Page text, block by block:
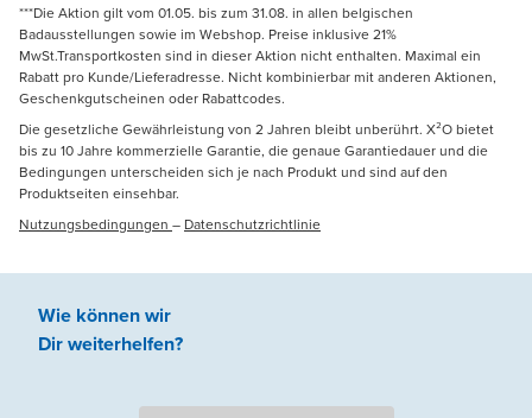
***Die Aktion gilt vom 01.05. bis zum 31.08. in allen belgischen
Badausstellungen sowie im Webshop. Preise inklusive 21%
MwSt.Transportkosten sind in dieser Aktion nicht enthalten. Maximal ein
Rabatt pro Kunde/Lieferadresse. Nicht kombinierbar mit anderen Aktionen,
Geschenkgutscheinen oder Rabattcodes.
Die gesetzliche Gewährleistung von 2 Jahren bleibt unberührt. X²O bietet
bis zu 10 Jahre kommerzielle Garantie, die genaue Garantiedauer und die
Bedingungen unterscheiden sich je nach Produkt und sind auf den
Produktseiten einsehbar.
Nutzungsbedingungen – Datenschutzrichtlinie
Wie können wir
Dir weiterhelfen?